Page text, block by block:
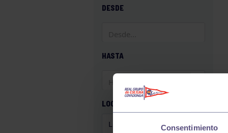
Consentimiento
BOXEO
GAM
HALTEROFILIA
DESDE
HASTA
LOCALIZACIÓN